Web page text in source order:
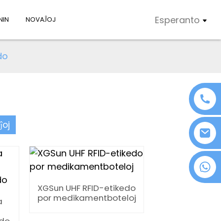
NOVAĴOJ Esperanto
+86 18076372139
XGSun UHF RFID-etikedo
por medikamentboteloj